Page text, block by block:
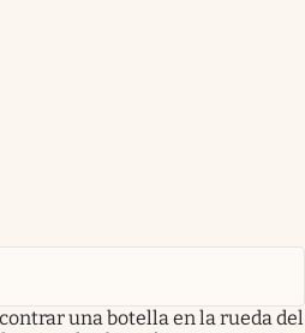
una botella en la rueda del